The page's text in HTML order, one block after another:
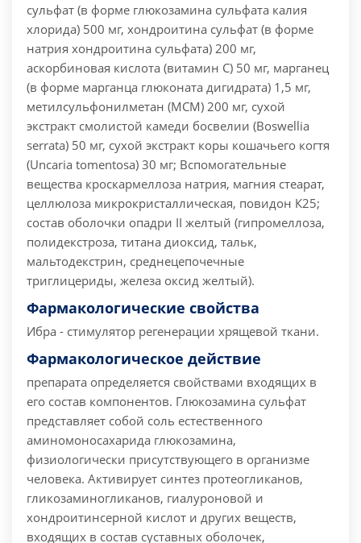
сульфат (в форме глюкозамина сульфата калия
хлорида) 500 мг, хондроитина сульфат (в форме
натрия хондроитина сульфата) 200 мг,
аскорбиновая кислота (витамин С) 50 мг, марганец
(в форме марганца глюконата дигидрата) 1,5 мг,
метилсульфонилметан (МСМ) 200 мг, сухой
экстракт смолистой камеди босвелии (Boswellia
serrata) 50 мг, сухой экстракт коры кошачьего когтя
(Uncaria tomentosa) 30 мг; Вспомогательные
вещества кроскармеллоза натрия, магния стеарат,
целлюлоза микрокристаллическая, повидон К25;
состав оболочки опадри II желтый (гипромеллоза,
полидекстроза, титана диоксид, тальк,
мальтодекстрин, среднецепочечные
триглицериды, железа оксид желтый).
Фармакологические свойства
Ибра - стимулятор регенерации хрящевой ткани.
Фармакологическое действие
препарата определяется свойствами входящих в
его состав компонентов. Глюкозамина сульфат
представляет собой соль естественного
аминомоносахарида глюкозамина,
физиологически присутствующего в организме
человека. Активирует синтез протеогликанов,
гликозаминогликанов, гиалуроновой и
хондроитинсерной кислот и других веществ,
входящих в состав суставных оболочек,